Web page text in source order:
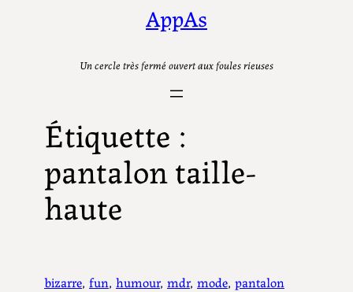
AppAs
Un cercle très fermé ouvert aux foules rieuses
Étiquette :
pantalon taille-
haute
bizarre, fun, humour, mdr, mode, pantalon